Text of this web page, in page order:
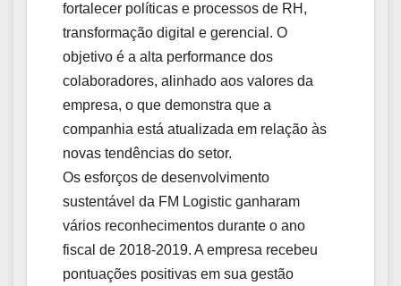
fortalecer políticas e processos de RH,
transformação digital e gerencial. O
objetivo é a alta performance dos
colaboradores, alinhado aos valores da
empresa, o que demonstra que a
companhia está atualizada em relação às
novas tendências do setor.
Os esforços de desenvolvimento
sustentável da FM Logistic ganharam
vários reconhecimentos durante o ano
fiscal de 2018-2019. A empresa recebeu
pontuações positivas em sua gestão